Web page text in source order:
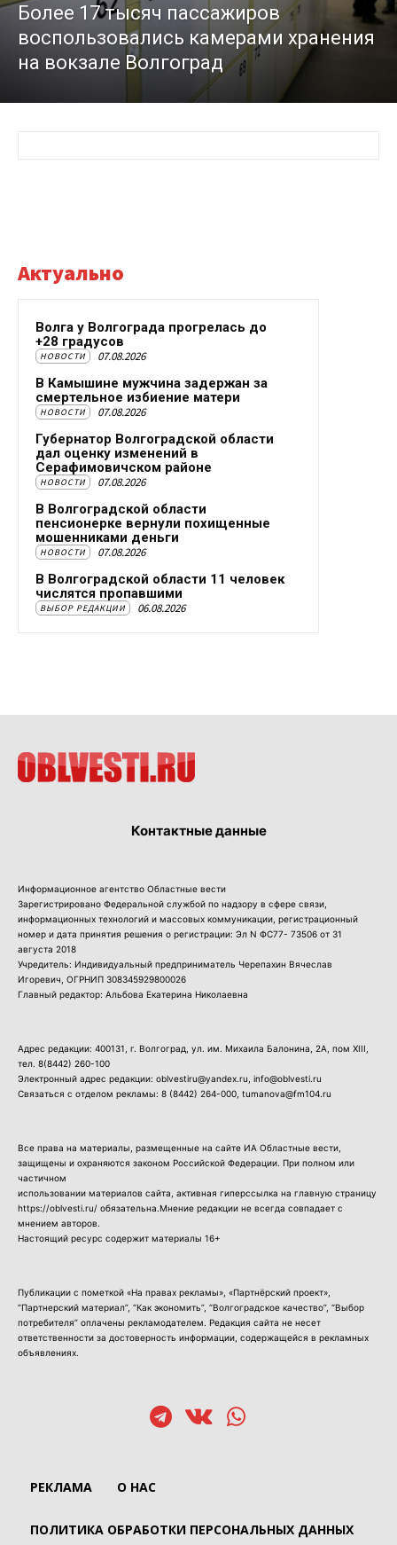
Более 17 тысяч пассажиров
воспользовались камерами хранения
на вокзале Волгоград
Актуально
Волга у Волгограда прогрелась до
+28 градусов
НОВОСТИ 07.08.2026
В Камышине мужчина задержан за
смертельное избиение матери
НОВОСТИ 07.08.2026
Губернатор Волгоградской области
дал оценку изменений в
Серафимовичском районе
НОВОСТИ 07.08.2026
В Волгоградской области
пенсионерке вернули похищенные
мошенниками деньги
НОВОСТИ 07.08.2026
В Волгоградской области 11 человек
числятся пропавшими
ВЫБОР РЕДАКЦИИ 06.08.2026
Контактные данные
Информационное агентство Областные вести
Зарегистрировано Федеральной службой по надзору в сфере связи,
информационных технологий и массовых коммуникации, регистрационный
номер и дата принятия решения о регистрации: Эл N ФС77- 73506 от 31
августа 2018
Учредитель: Индивидуальный предприниматель Черепахин Вячеслав
Игоревич, ОГРНИП 308345929800026
Главный редактор: Альбова Екатерина Николаевна
Адрес редакции: 400131, г. Волгоград, ул. им. Михаила Балонина, 2А, пом XIII,
тел. 8(8442) 260-100
Электронный адрес редакции: oblvestiru@yandex.ru, info@oblvesti.ru
Связаться с отделом рекламы: 8 (8442) 264-000 , tumanova@fm104.ru
Все права на материалы, размещенные на сайте ИА Областные вести,
защищены и охраняются законом Российской Федерации. При полном или
частичном
использовании материалов сайта, активная гиперссылка на главную страницу
https://oblvesti.ru/ обязательна.Мнение редакции не всегда совпадает с
мнением авторов.
Настоящий ресурс содержит материалы 16+
Публикации с пометкой «На правах рекламы», «Партнёрский проект»,
“Партнерский материал”, “Как экономить”, “Волгоградское качество”, “Выбор
потребителя” оплачены рекламодателем. Редакция сайта не несет
ответственности за достоверность информации, содержащейся в рекламных
объявлениях.
РЕКЛАМА О НАС
ПОЛИТИКА ОБРАБОТКИ ПЕРСОНАЛЬНЫХ ДАННЫХ